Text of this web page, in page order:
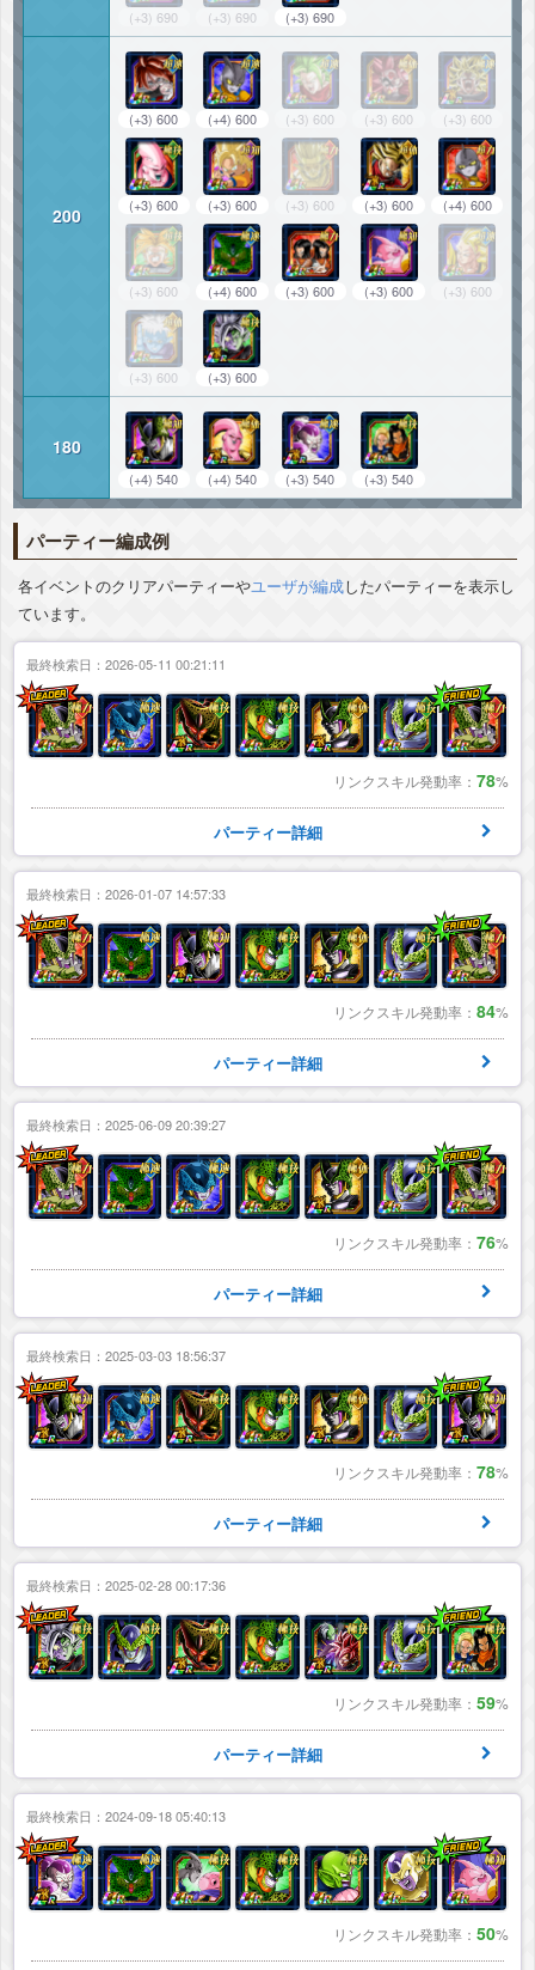
(+3) 690 (+3) 690 (+3) 690
200
(+3) 600 (+4) 600 (+3) 600 (+3) 600 (+3) 600
(+3) 600 (+3) 600 (+3) 600 (+3) 600 (+4) 600
(+3) 600 (+4) 600 (+3) 600 (+3) 600 (+3) 600
(+3) 600 (+3) 600
180
(+4) 540 (+4) 540 (+3) 540 (+3) 540
パーティー編成例
各イベントのクリアパーティーやユーザが編成したパーティーを表示し
ています。
最終検索日：2026-05-11 00:21:11
リンクスキル発動率： 78%
パーティー詳細
最終検索日：2026-01-07 14:57:33
リンクスキル発動率： 84%
パーティー詳細
最終検索日：2025-06-09 20:39:27
リンクスキル発動率： 76%
パーティー詳細
最終検索日：2025-03-03 18:56:37
リンクスキル発動率： 78%
パーティー詳細
最終検索日：2025-02-28 00:17:36
リンクスキル発動率： 59%
パーティー詳細
最終検索日：2024-09-18 05:40:13
リンクスキル発動率： 50%